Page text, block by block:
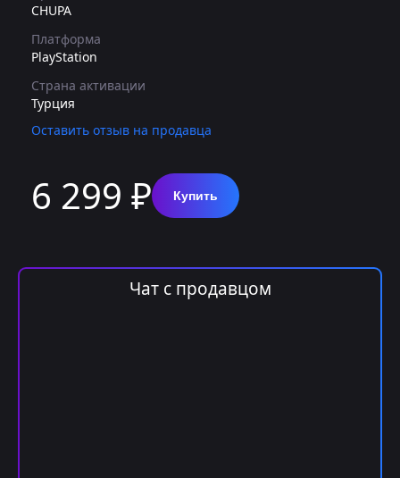
CHUPA
Платформа
PlayStation
Страна активации
Турция
Оставить отзыв на продавца
6 299 ₽ Купить
Чат с продавцом